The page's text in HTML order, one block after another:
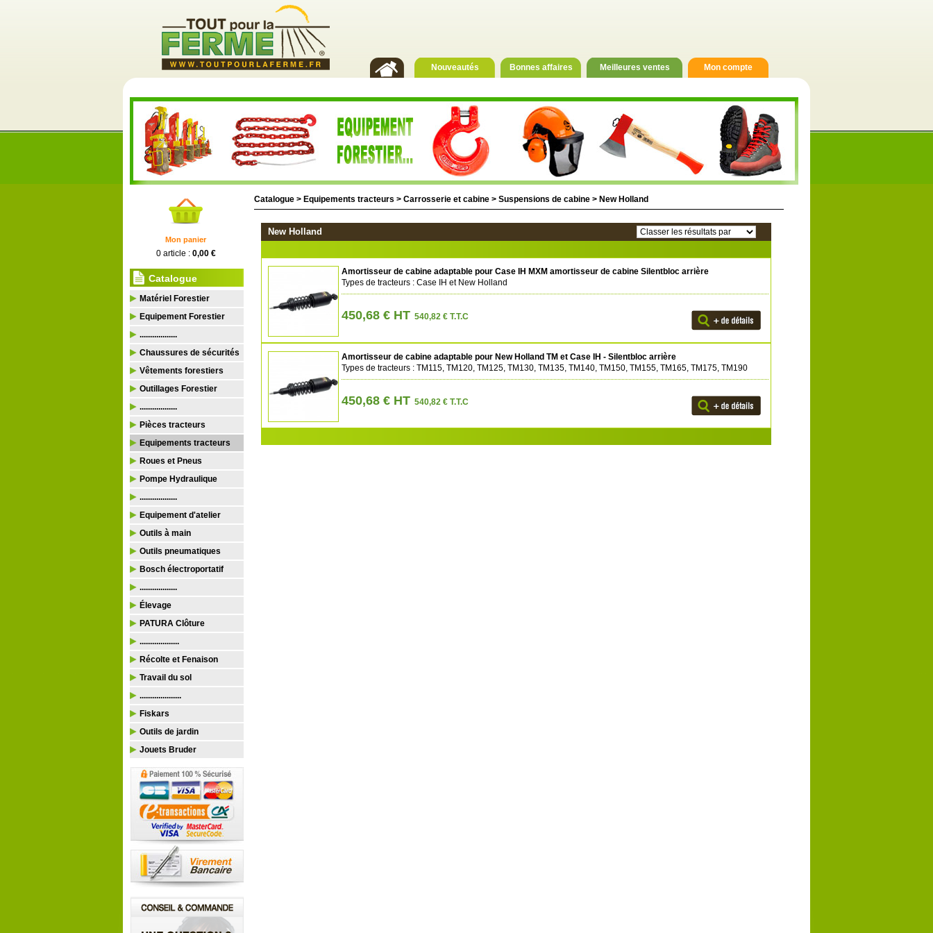
Nouveautés Bonnes affaires Meilleures ventes Mon compte
Mon panier
0 article : 0,00 €
Catalogue
Matériel Forestier
Equipement Forestier
..................
Chaussures de sécurités
Vêtements forestiers
Outillages Forestier
..................
Pièces tracteurs
Equipements tracteurs
Roues et Pneus
Pompe Hydraulique
..................
Equipement d'atelier
Outils à main
Outils pneumatiques
Bosch électroportatif
..................
Élevage
PATURA Clôture
...................
Récolte et Fenaison
Travail du sol
....................
Fiskars
Outils de jardin
Jouets Bruder
Catalogue > Equipements tracteurs > Carrosserie et cabine > Suspensions de cabine > New Holland
New Holland
Amortisseur de cabine adaptable pour Case IH MXM amortisseur de cabine Silentbloc arrière
Types de tracteurs : Case IH et New Holland
450,68 € HT 540,82 € T.T.C
Amortisseur de cabine adaptable pour New Holland TM et Case IH - Silentbloc arrière
Types de tracteurs : TM115, TM120, TM125, TM130, TM135, TM140, TM150, TM155, TM165, TM175, TM190
450,68 € HT 540,82 € T.T.C